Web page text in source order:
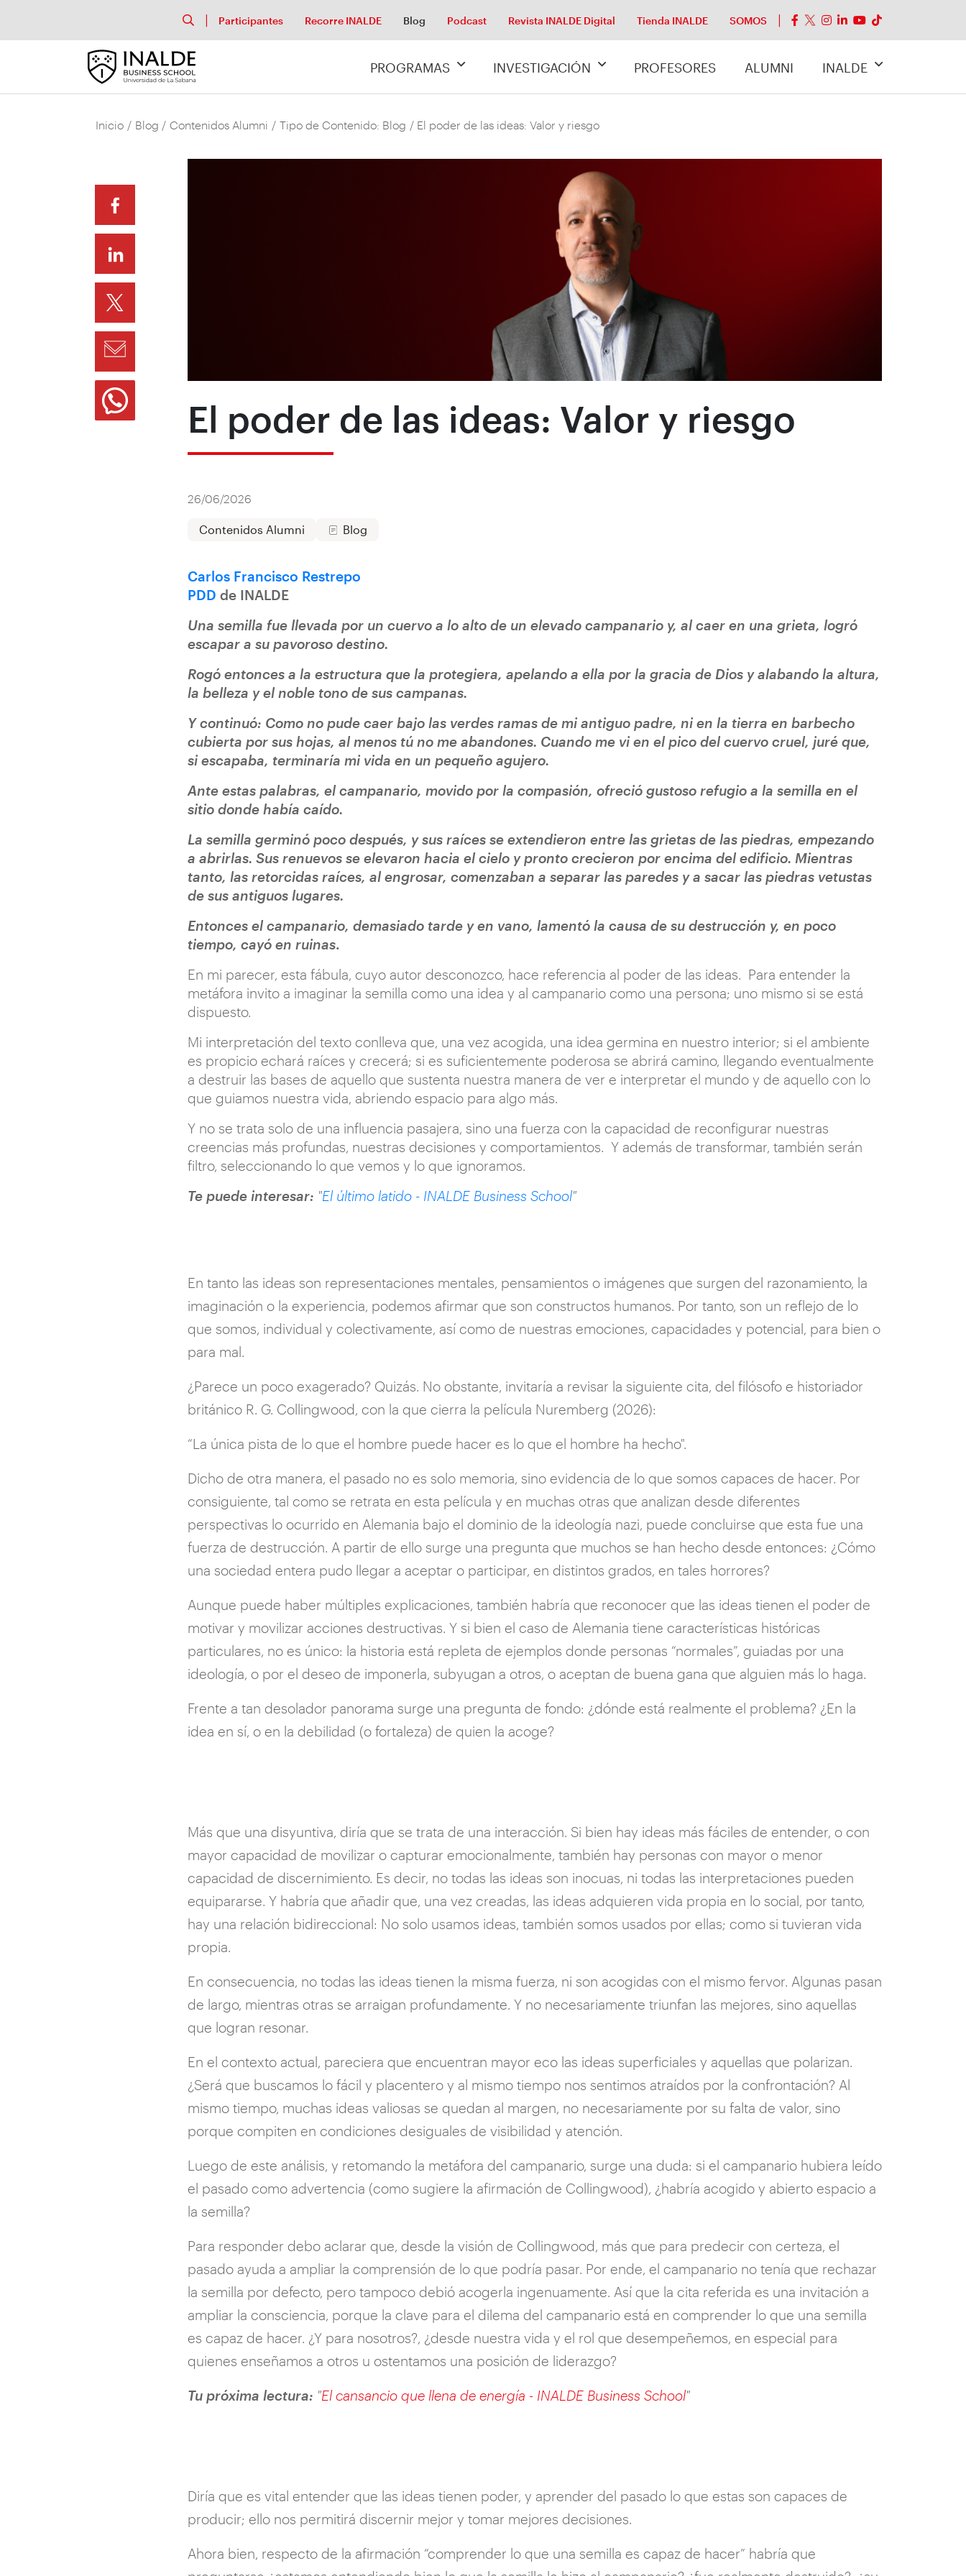
Participantes Recorre INALDE Blog Podcast Revista INALDE Digital Tienda INALDE SOMOS
PROGRAMAS INVESTIGACIÓN PROFESORES ALUMNI INALDE
Inicio / Blog / Contenidos Alumni / Tipo de Contenido: Blog / El poder de las ideas: Valor y riesgo
El poder de las ideas: Valor y riesgo
26/06/2026
Contenidos Alumni Blog
Carlos Francisco Restrepo
PDD de INALDE
Una semilla fue llevada por un cuervo a lo alto de un elevado campanario y, al caer en una grieta, logró
escapar a su pavoroso destino.
Rogó entonces a la estructura que la protegiera, apelando a ella por la gracia de Dios y alabando la altura,
la belleza y el noble tono de sus campanas.
Y continuó: Como no pude caer bajo las verdes ramas de mi antiguo padre, ni en la tierra en barbecho
cubierta por sus hojas, al menos tú no me abandones. Cuando me vi en el pico del cuervo cruel, juré que,
si escapaba, terminaría mi vida en un pequeño agujero.
Ante estas palabras, el campanario, movido por la compasión, ofreció gustoso refugio a la semilla en el
sitio donde había caído.
La semilla germinó poco después, y sus raíces se extendieron entre las grietas de las piedras, empezando
a abrirlas. Sus renuevos se elevaron hacia el cielo y pronto crecieron por encima del edificio. Mientras
tanto, las retorcidas raíces, al engrosar, comenzaban a separar las paredes y a sacar las piedras vetustas
de sus antiguos lugares.
Entonces el campanario, demasiado tarde y en vano, lamentó la causa de su destrucción y, en poco
tiempo, cayó en ruinas.
En mi parecer, esta fábula, cuyo autor desconozco, hace referencia al poder de las ideas. Para entender la
metáfora invito a imaginar la semilla como una idea y al campanario como una persona; uno mismo si se está
dispuesto.
Mi interpretación del texto conlleva que, una vez acogida, una idea germina en nuestro interior; si el ambiente
es propicio echará raíces y crecerá; si es suficientemente poderosa se abrirá camino, llegando eventualmente
a destruir las bases de aquello que sustenta nuestra manera de ver e interpretar el mundo y de aquello con lo
que guiamos nuestra vida, abriendo espacio para algo más.
Y no se trata solo de una influencia pasajera, sino una fuerza con la capacidad de reconfigurar nuestras
creencias más profundas, nuestras decisiones y comportamientos. Y además de transformar, también serán
filtro, seleccionando lo que vemos y lo que ignoramos.
Te puede interesar: "El último latido - INALDE Business School"
En tanto las ideas son representaciones mentales, pensamientos o imágenes que surgen del razonamiento, la
imaginación o la experiencia, podemos afirmar que son constructos humanos. Por tanto, son un reflejo de lo
que somos, individual y colectivamente, así como de nuestras emociones, capacidades y potencial, para bien o
para mal.
¿Parece un poco exagerado? Quizás. No obstante, invitaría a revisar la siguiente cita, del filósofo e historiador
británico R. G. Collingwood, con la que cierra la película Nuremberg (2026):
“La única pista de lo que el hombre puede hacer es lo que el hombre ha hecho".
Dicho de otra manera, el pasado no es solo memoria, sino evidencia de lo que somos capaces de hacer. Por
consiguiente, tal como se retrata en esta película y en muchas otras que analizan desde diferentes
perspectivas lo ocurrido en Alemania bajo el dominio de la ideología nazi, puede concluirse que esta fue una
fuerza de destrucción. A partir de ello surge una pregunta que muchos se han hecho desde entonces: ¿Cómo
una sociedad entera pudo llegar a aceptar o participar, en distintos grados, en tales horrores?
Aunque puede haber múltiples explicaciones, también habría que reconocer que las ideas tienen el poder de
motivar y movilizar acciones destructivas. Y si bien el caso de Alemania tiene características históricas
particulares, no es único: la historia está repleta de ejemplos donde personas “normales”, guiadas por una
ideología, o por el deseo de imponerla, subyugan a otros, o aceptan de buena gana que alguien más lo haga.
Frente a tan desolador panorama surge una pregunta de fondo: ¿dónde está realmente el problema? ¿En la
idea en sí, o en la debilidad (o fortaleza) de quien la acoge?
Más que una disyuntiva, diría que se trata de una interacción. Si bien hay ideas más fáciles de entender, o con
mayor capacidad de movilizar o capturar emocionalmente, también hay personas con mayor o menor
capacidad de discernimiento. Es decir, no todas las ideas son inocuas, ni todas las interpretaciones pueden
equipararse. Y habría que añadir que, una vez creadas, las ideas adquieren vida propia en lo social, por tanto,
hay una relación bidireccional: No solo usamos ideas, también somos usados por ellas; como si tuvieran vida
propia.
En consecuencia, no todas las ideas tienen la misma fuerza, ni son acogidas con el mismo fervor. Algunas pasan
de largo, mientras otras se arraigan profundamente. Y no necesariamente triunfan las mejores, sino aquellas
que logran resonar.
En el contexto actual, pareciera que encuentran mayor eco las ideas superficiales y aquellas que polarizan.
¿Será que buscamos lo fácil y placentero y al mismo tiempo nos sentimos atraídos por la confrontación? Al
mismo tiempo, muchas ideas valiosas se quedan al margen, no necesariamente por su falta de valor, sino
porque compiten en condiciones desiguales de visibilidad y atención.
Luego de este análisis, y retomando la metáfora del campanario, surge una duda: si el campanario hubiera leído
el pasado como advertencia (como sugiere la afirmación de Collingwood), ¿habría acogido y abierto espacio a
la semilla?
Para responder debo aclarar que, desde la visión de Collingwood, más que para predecir con certeza, el
pasado ayuda a ampliar la comprensión de lo que podría pasar. Por ende, el campanario no tenía que rechazar
la semilla por defecto, pero tampoco debió acogerla ingenuamente. Así que la cita referida es una invitación a
ampliar la consciencia, porque la clave para el dilema del campanario está en comprender lo que una semilla
es capaz de hacer. ¿Y para nosotros?, ¿desde nuestra vida y el rol que desempeñemos, en especial para
quienes enseñamos a otros u ostentamos una posición de liderazgo?
Tu próxima lectura: "El cansancio que llena de energía - INALDE Business School"
Diría que es vital entender que las ideas tienen poder, y aprender del pasado lo que estas son capaces de
producir; ello nos permitirá discernir mejor y tomar mejores decisiones.
Ahora bien, respecto de la afirmación “comprender lo que una semilla es capaz de hacer” habría que